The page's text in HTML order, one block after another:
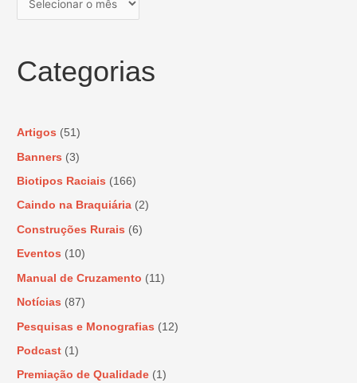
Categorias
Artigos (51)
Banners (3)
Biotipos Raciais (166)
Caindo na Braquiária (2)
Construções Rurais (6)
Eventos (10)
Manual de Cruzamento (11)
Notícias (87)
Pesquisas e Monografias (12)
Podcast (1)
Premiação de Qualidade (1)